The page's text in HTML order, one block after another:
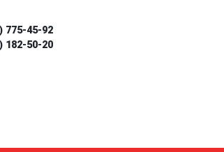
775-45-92
182-50-20